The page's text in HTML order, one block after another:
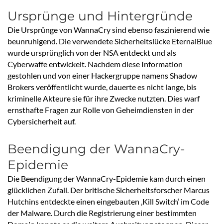
Ursprünge und Hintergründe
Die Ursprünge von WannaCry sind ebenso faszinierend wie
beunruhigend. Die verwendete Sicherheitslücke EternalBlue
wurde ursprünglich von der NSA entdeckt und als
Cyberwaffe entwickelt. Nachdem diese Information
gestohlen und von einer Hackergruppe namens Shadow
Brokers veröffentlicht wurde, dauerte es nicht lange, bis
kriminelle Akteure sie für ihre Zwecke nutzten. Dies warf
ernsthafte Fragen zur Rolle von Geheimdiensten in der
Cybersicherheit auf.
Beendigung der WannaCry-
Epidemie
Die Beendigung der WannaCry-Epidemie kam durch einen
glücklichen Zufall. Der britische Sicherheitsforscher Marcus
Hutchins entdeckte einen eingebauten ‚Kill Switch‘ im Code
der Malware. Durch die Registrierung einer bestimmten